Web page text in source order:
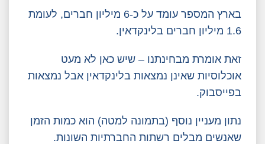
בארץ המספר עומד על כ-6 מיליון חברים, לעומת
1.6 מיליון חברים בלינקדאין.
זאת אומרת מבחינתנו – שיש כאן לא מעט
אוכלוסיות שאינן נמצאות בלינקדאין אבל נמצאות
בפייסבוק.
נתון מעניין נוסף (בתמונה למטה) הוא כמות הזמן
שאנשים מבלים רשתות החברתיות השונות.